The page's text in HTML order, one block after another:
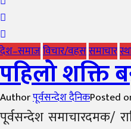
देश–समाजविचार/वहससमाचार
पहिलो शक्ति
Authorपूर्वसन्देश दैनिकPosted
पूर्वसन्देश समाचारदमक/